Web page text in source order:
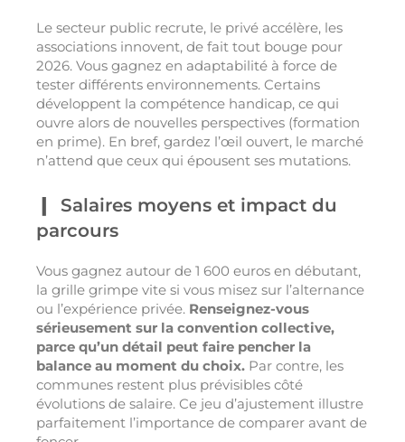
Le secteur public recrute, le privé accélère, les
associations innovent, de fait tout bouge pour
2026. Vous gagnez en adaptabilité à force de
tester différents environnements. Certains
développent la compétence handicap, ce qui
ouvre alors de nouvelles perspectives (formation
en prime). En bref, gardez l’œil ouvert, le marché
n’attend que ceux qui épousent ses mutations.
Salaires moyens et impact du
parcours
Vous gagnez autour de 1 600 euros en débutant,
la grille grimpe vite si vous misez sur l’alternance
ou l’expérience privée. Renseignez-vous
sérieusement sur la convention collective,
parce qu’un détail peut faire pencher la
balance au moment du choix. Par contre, les
communes restent plus prévisibles côté
évolutions de salaire. Ce jeu d’ajustement illustre
parfaitement l’importance de comparer avant de